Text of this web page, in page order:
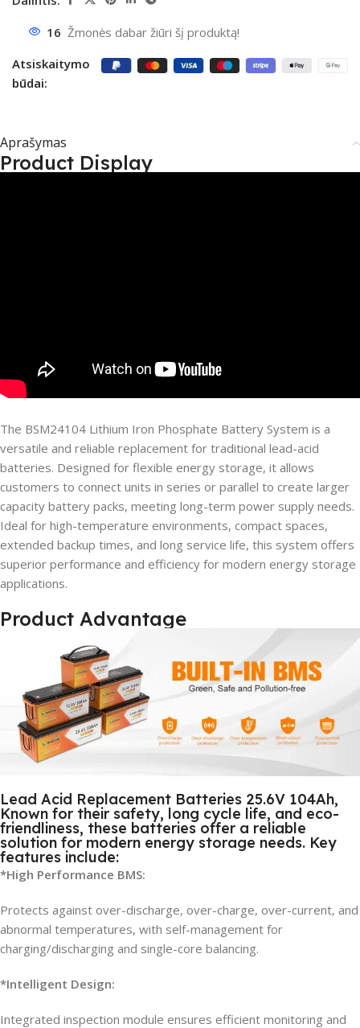
16 Žmonės dabar žiūri šį produktą!
Atsiskaitymo
būdai:
Aprašymas
Product Display
The BSM24104 Lithium Iron Phosphate Battery System is a
versatile and reliable replacement for traditional lead-acid
batteries. Designed for flexible energy storage, it allows
customers to connect units in series or parallel to create larger
capacity battery packs, meeting long-term power supply needs.
Ideal for high-temperature environments, compact spaces,
extended backup times, and long service life, this system offers
superior performance and efficiency for modern energy storage
applications.
Product Advantage
Lead Acid Replacement Batteries 25.6V 104Ah,
Known for their safety, long cycle life, and eco-
friendliness, these batteries offer a reliable
solution for modern energy storage needs. Key
features include:
*High Performance BMS:
Protects against over-discharge, over-charge, over-current, and
abnormal temperatures, with self-management for
charging/discharging and single-core balancing.
*Intelligent Design:
Integrated inspection module ensures efficient monitoring and